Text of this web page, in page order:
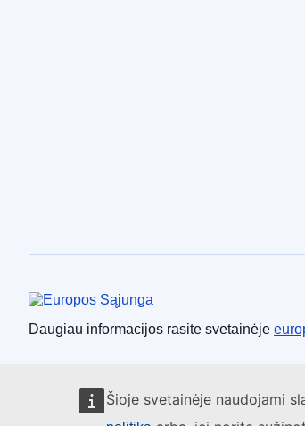
Šioje svetainėje naudojami
Europos Sąjunga
Daugiau informacijos rasite svetainėje